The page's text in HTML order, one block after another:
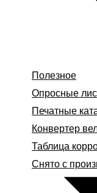
Полезное
Опросные
Печатные
Конвертер
Таблица
Снято с